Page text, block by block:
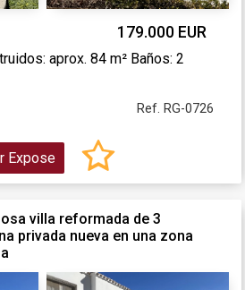
179.000 EUR
aprox. 84 m² Baños: 2
Ref. RG-0726
Expose
villa reformada de 3
privada nueva en una zona